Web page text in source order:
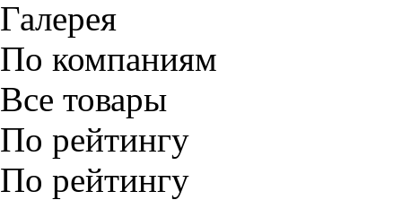
Галерея
По компаниям
Все товары
По рейтингу
По рейтингу